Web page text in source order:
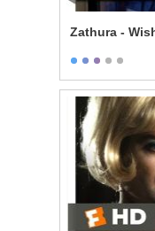
Zathura -